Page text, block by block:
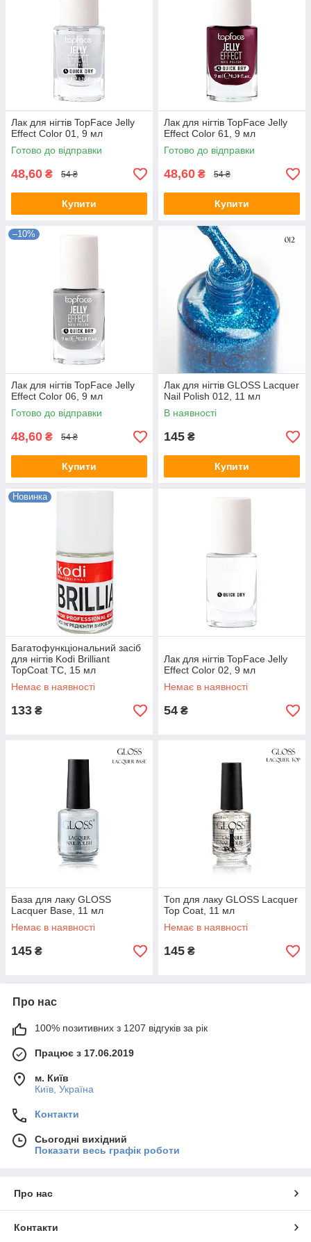
Лак для нігтів TopFace Jelly
Effect Color 01, 9 мл
Готово до відправки
48,60 ₴ 54 ₴
Купити
Лак для нігтів TopFace Jelly
Effect Color 61, 9 мл
Готово до відправки
48,60 ₴ 54 ₴
Купити
–10%
Лак для нігтів TopFace Jelly
Effect Color 06, 9 мл
Готово до відправки
48,60 ₴ 54 ₴
Купити
Лак для нігтів GLOSS Lacquer
Nail Polish 012, 11 мл
В наявності
145 ₴
Купити
Новинка
Багатофункціональний засіб
для нігтів Kodi Brilliant
TopCoat TC, 15 мл
Немає в наявності
133 ₴
Лак для нігтів TopFace Jelly
Effect Color 02, 9 мл
Немає в наявності
54 ₴
База для лаку GLOSS
Lacquer Base, 11 мл
Немає в наявності
145 ₴
Топ для лаку GLOSS Lacquer
Top Coat, 11 мл
Немає в наявності
145 ₴
Про нас
100% позитивних з 1207 відгуків за рік
Працює з 17.06.2019
м. Київ
Київ, Україна
Контакти
Сьогодні вихідний
Показати весь графік роботи
Про нас
Контакти